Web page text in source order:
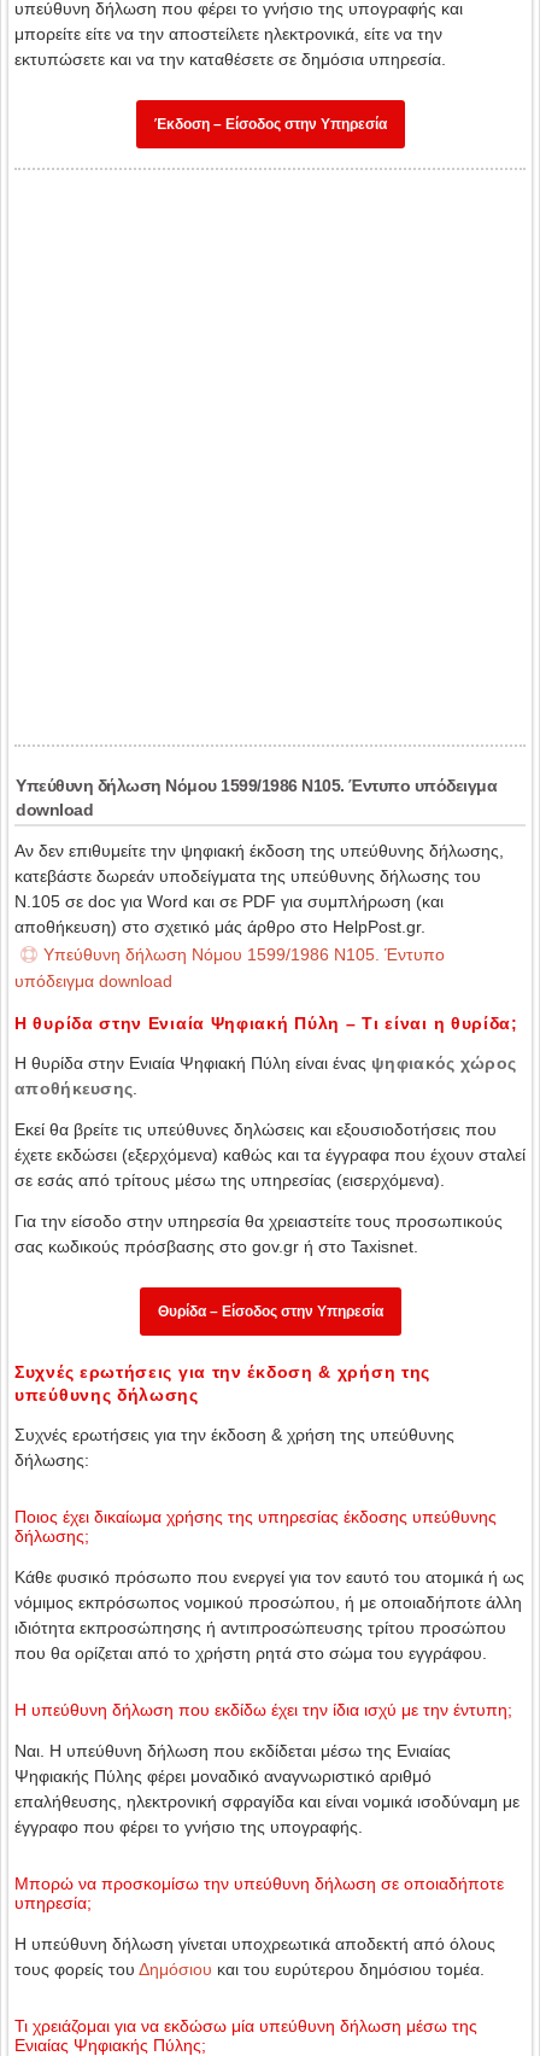
υπεύθυνη δήλωση που φέρει το γνήσιο της υπογραφής και
μπορείτε είτε να την αποστείλετε ηλεκτρονικά, είτε να την
εκτυπώσετε και να την καταθέσετε σε δημόσια υπηρεσία.
Έκδοση – Είσοδος στην Υπηρεσία
Υπεύθυνη δήλωση Νόμου 1599/1986 N105. Έντυπο υπόδειγμα
download
Αν δεν επιθυμείτε την ψηφιακή έκδοση της υπεύθυνης δήλωσης,
κατεβάστε δωρεάν υποδείγματα της υπεύθυνης δήλωσης του
N.105 σε doc για Word και σε PDF για συμπλήρωση (και
αποθήκευση) στο σχετικό μάς άρθρο στο HelpPost.gr.
Υπεύθυνη δήλωση Νόμου 1599/1986 N105. Έντυπο
υπόδειγμα download
Η θυρίδα στην Ενιαία Ψηφιακή Πύλη – Τι είναι η θυρίδα;
Η θυρίδα στην Ενιαία Ψηφιακή Πύλη είναι ένας ψηφιακός χώρος
αποθήκευσης
Εκεί θα βρείτε τις υπεύθυνες δηλώσεις και εξουσιοδοτήσεις που
έχετε εκδώσει (εξερχόμενα) καθώς και τα έγγραφα που έχουν σταλεί
σε εσάς από τρίτους μέσω της υπηρεσίας (εισερχόμενα).
Για την είσοδο στην υπηρεσία θα χρειαστείτε τους προσωπικούς
σας κωδικούς πρόσβασης στο gov.gr ή στο Taxisnet.
Θυρίδα – Είσοδος στην Υπηρεσία
Συχνές ερωτήσεις για την έκδοση & χρήση της
υπεύθυνης δήλωσης
Συχνές ερωτήσεις για την έκδοση & χρήση της υπεύθυνης
δήλωσης:
Ποιος έχει δικαίωμα χρήσης της υπηρεσίας έκδοσης υπεύθυνης
δήλωσης;
Κάθε φυσικό πρόσωπο που ενεργεί για τον εαυτό του ατομικά ή ως
νόμιμος εκπρόσωπος νομικού προσώπου, ή με οποιαδήποτε άλλη
ιδιότητα εκπροσώπησης ή αντιπροσώπευσης τρίτου προσώπου
που θα ορίζεται από το χρήστη ρητά στο σώμα του εγγράφου.
Η υπεύθυνη δήλωση που εκδίδω έχει την ίδια ισχύ με την έντυπη;
Ναι. Η υπεύθυνη δήλωση που εκδίδεται μέσω της Ενιαίας
Ψηφιακής Πύλης φέρει μοναδικό αναγνωριστικό αριθμό
επαλήθευσης, ηλεκτρονική σφραγίδα και είναι νομικά ισοδύναμη με
έγγραφο που φέρει το γνήσιο της υπογραφής.
Μπορώ να προσκομίσω την υπεύθυνη δήλωση σε οποιαδήποτε
υπηρεσία;
Η υπεύθυνη δήλωση γίνεται υποχρεωτικά αποδεκτή από όλους
τους φορείς του Δημόσιου και του ευρύτερου δημόσιου τομέα.
Τι χρειάζομαι για να εκδώσω μία υπεύθυνη δήλωση μέσω της
Ενιαίας Ψηφιακής Πύλης;